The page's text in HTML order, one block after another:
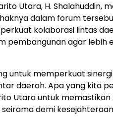
Utara, H. Shalahuddin,
dalam forum
kolaborasi lintas
pembangunan agar lebih
untuk memperkuat
daerah. Apa yang kita
Utara untuk memastikan
demi